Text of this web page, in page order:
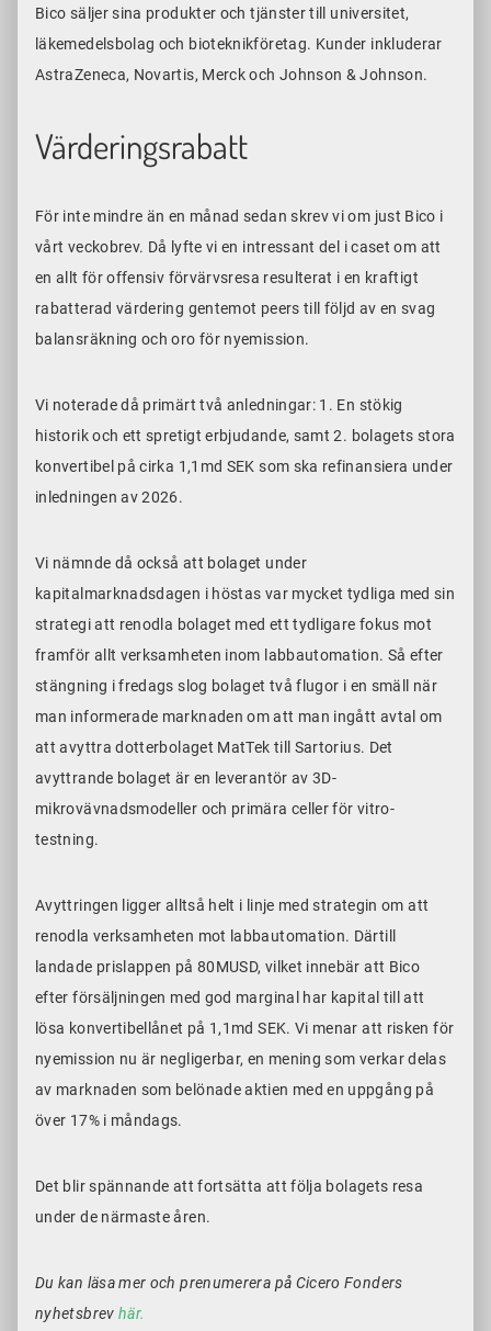
Bico säljer sina produkter och tjänster till universitet,
läkemedelsbolag och bioteknikföretag. Kunder inkluderar
AstraZeneca, Novartis, Merck och Johnson & Johnson.
Värderingsrabatt
För inte mindre än en månad sedan skrev vi om just Bico i
vårt veckobrev. Då lyfte vi en intressant del i caset om att
en allt för offensiv förvärvsresa resulterat i en kraftigt
rabatterad värdering gentemot peers till följd av en svag
balansräkning och oro för nyemission.
Vi noterade då primärt två anledningar: 1. En stökig
historik och ett spretigt erbjudande, samt 2. bolagets stora
konvertibel på cirka 1,1md SEK som ska refinansiera under
inledningen av 2026.
Vi nämnde då också att bolaget under
kapitalmarknadsdagen i höstas var mycket tydliga med sin
strategi att renodla bolaget med ett tydligare fokus mot
framför allt verksamheten inom labbautomation. Så efter
stängning i fredags slog bolaget två flugor i en smäll när
man informerade marknaden om att man ingått avtal om
att avyttra dotterbolaget MatTek till Sartorius. Det
avyttrande bolaget är en leverantör av 3D-
mikrovävnadsmodeller och primära celler för vitro-
testning.
Avyttringen ligger alltså helt i linje med strategin om att
renodla verksamheten mot labbautomation. Därtill
landade prislappen på 80MUSD, vilket innebär att Bico
efter försäljningen med god marginal har kapital till att
lösa konvertibellånet på 1,1md SEK. Vi menar att risken för
nyemission nu är negligerbar, en mening som verkar delas
av marknaden som belönade aktien med en uppgång på
över 17% i måndags.
Det blir spännande att fortsätta att följa bolagets resa
under de närmaste åren.
Du kan läsa mer och prenumerera på Cicero Fonders
nyhetsbrev här.